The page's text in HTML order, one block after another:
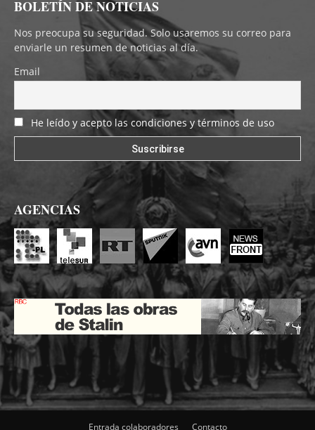
BOLETÍN DE NOTICIAS
Nos preocupa su seguridad. Solo usaremos su correo para
enviarle un resumen de noticias al día.
Email
He leído y acepto las condiciones y términos de uso
AGENCIAS
Entrada colaboradores Contacto